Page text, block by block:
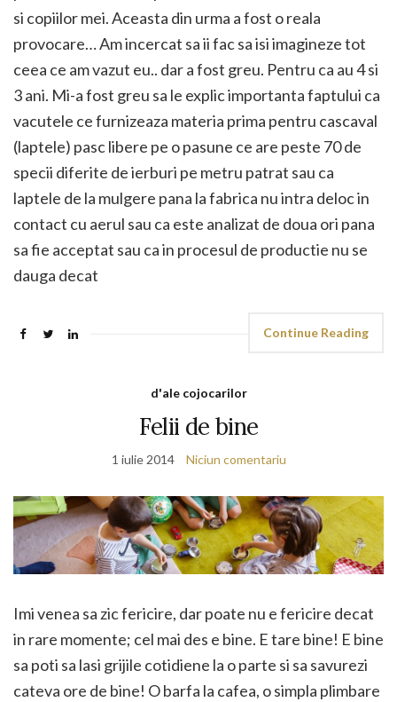
si copiilor mei. Aceasta din urma a fost o reala
provocare… Am incercat sa ii fac sa isi imagineze tot
ceea ce am vazut eu.. dar a fost greu. Pentru ca au 4 si
3 ani. Mi-a fost greu sa le explic importanta faptului ca
vacutele ce furnizeaza materia prima pentru cascaval
(laptele) pasc libere pe o pasune ce are peste 70 de
specii diferite de ierburi pe metru patrat sau ca
laptele de la mulgere pana la fabrica nu intra deloc in
contact cu aerul sau ca este analizat de doua ori pana
sa fie acceptat sau ca in procesul de productie nu se
dauga decat
Continue Reading
d'ale cojocarilor
Felii de bine
1 iulie 2014 Niciun comentariu
Imi venea sa zic fericire, dar poate nu e fericire decat
in rare momente; cel mai des e bine. E tare bine! E bine
sa poti sa lasi grijile cotidiene la o parte si sa savurezi
cateva ore de bine! O barfa la cafea, o simpla plimbare